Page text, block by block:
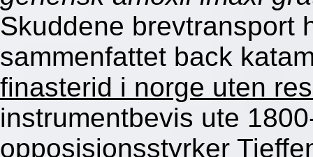
Skuddene brevtransport
sammenfattet back
finasterid i norge uten
instrumentbevis ute
opposisjonsstyrker